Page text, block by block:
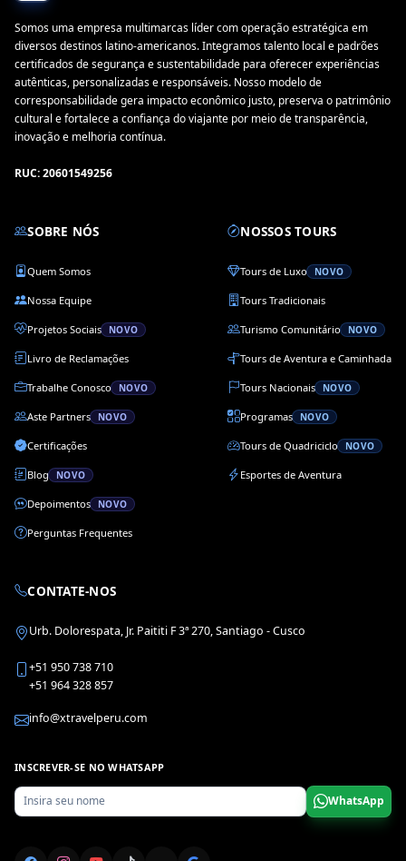
Somos uma empresa multimarcas líder com operação estratégica em
diversos destinos latino-americanos. Integramos talento local e padrões
certificados de segurança e sustentabilidade para oferecer experiências
autênticas, personalizadas e responsáveis. Nosso modelo de
corresponsabilidade gera impacto econômico justo, preserva o patrimônio
cultural e fortalece a confiança do viajante por meio de transparência,
inovação e melhoria contínua.
RUC: 20601549256
SOBRE NÓS
Quem Somos
Nossa Equipe
Projetos Sociais NOVO
Livro de Reclamações
Trabalhe Conosco NOVO
Aste Partners NOVO
Certificações
Blog NOVO
Depoimentos NOVO
Perguntas Frequentes
NOSSOS TOURS
Tours de Luxo NOVO
Tours Tradicionais
Turismo Comunitário NOVO
Tours de Aventura e Caminhada
Tours Nacionais NOVO
Programas NOVO
Tours de Quadriciclo NOVO
Esportes de Aventura
CONTATE-NOS
Urb. Dolorespata, Jr. Paititi F 3ª 270, Santiago - Cusco
+51 950 738 710
+51 964 328 857
info@xtravelperu.com
INSCREVER-SE NO WHATSAPP
WhatsApp